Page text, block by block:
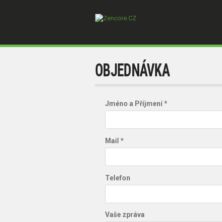
OBJEDNÁVKA
Jméno a Příjmení *
Mail *
Telefon
Vaše zpráva